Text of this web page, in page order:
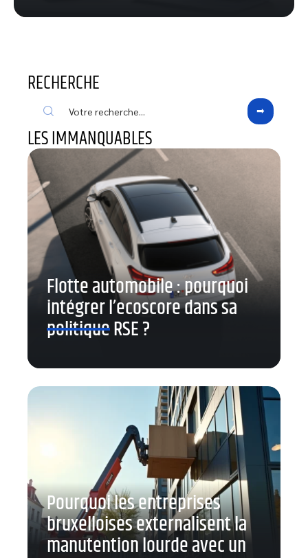
RECHERCHE
LES IMMANQUABLES
Flotte automobile : pourquoi
intégrer l’ecoscore dans sa
politique RSE ?
Pourquoi les entreprises
bruxelloises externalisent la
manutention lourde avec un